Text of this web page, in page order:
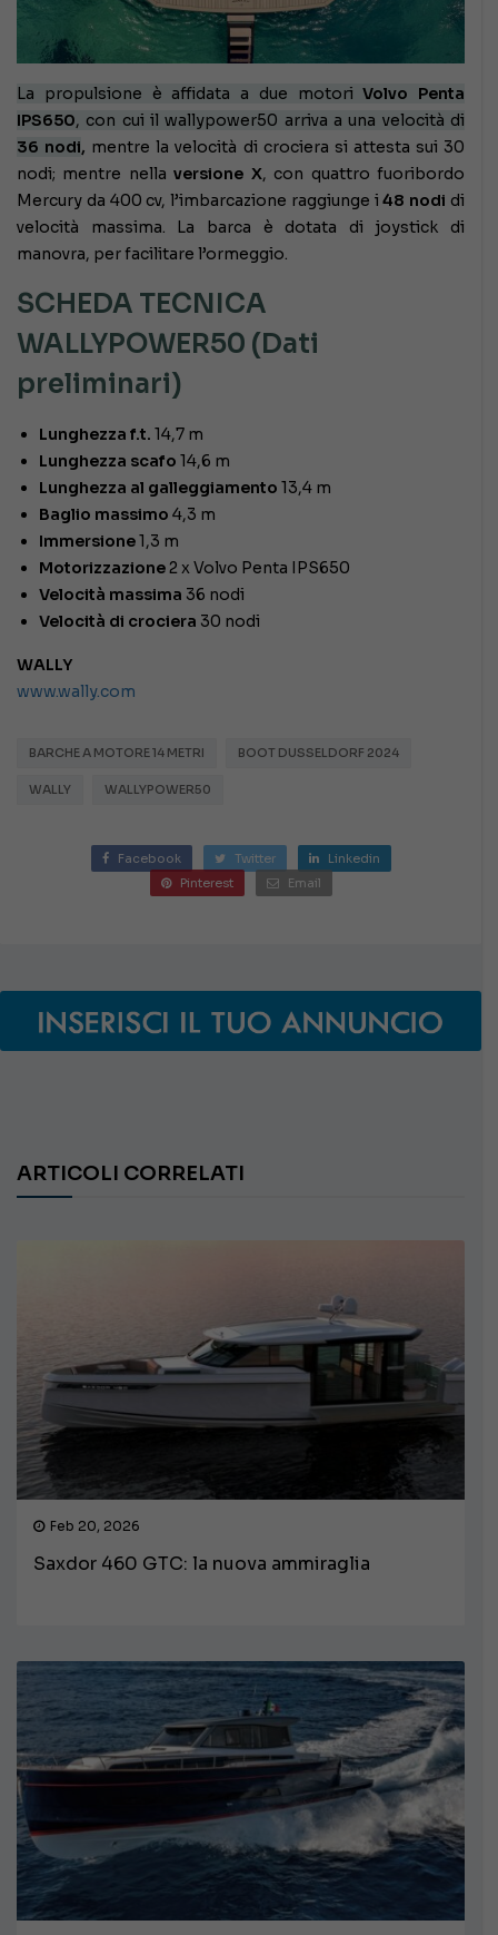
La propulsione è affidata a due motoriVolvo Penta
IPS650, con cui il wallypower50 arriva a una velocità di
36 nodi, mentre la velocità di crociera si attesta sui 30
nodi; mentre nellaversione X, con quattro fuoribordo
Mercury da 400 cv, l’imbarcazione raggiunge i48 nodi di
velocità massima. La barca è dotata di joystick di
manovra, per facilitare l’ormeggio.
SCHEDA TECNICA
WALLYPOWER50 (Dati
preliminari)
Lunghezza f.t. 14,7 m
Lunghezza scafo 14,6 m
Lunghezza al galleggiamento 13,4 m
Baglio massimo 4,3 m
Immersione1,3 m
Motorizzazione2 x Volvo Penta IPS650
Velocità massima 36 nodi
Velocità di crociera 30 nodi
WALLY
www.wally.com
BARCHE A MOTORE 14 METRI BOOT DUSSELDORF 2024
WALLY WALLYPOWER50
Facebook Twitter
Linkedin
Pinterest
Email
ARTICOLI CORRELATI
Feb 20, 2026
Saxdor 460 GTC: la nuova ammiraglia